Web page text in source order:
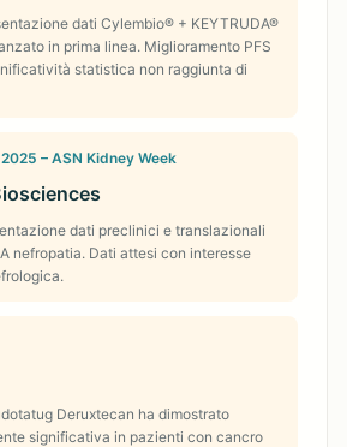
dati Cylembio® + KEYTRUDA®
in prima linea. Miglioramento PFS
statistica non raggiunta di
– ASN Kidney Week
dati preclinici e translazionali
nefropatia. Dati attesi con interesse
Deruxtecan ha dimostrato
significativa in pazienti con cancro